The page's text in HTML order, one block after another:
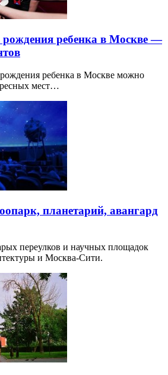
рождения ребенка в Москве —
ребенка в Москве можно
мест…
планетарий, авангард
переулков и научных площадок
и Москва-Сити.